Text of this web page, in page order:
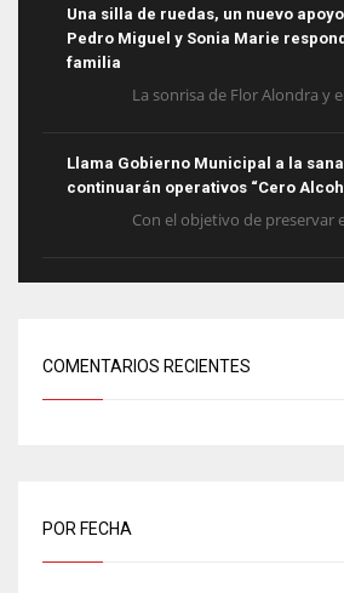
Una silla de ruedas, un nuevo
Pedro Miguel y Sonia Marie
familia
La sonrisa de Flor Alondra y
Llama Gobierno Municipal a la
continuarán operativos “Cero
Con el objetivo de preservar
COMENTARIOS RECIENTES
POR FECHA